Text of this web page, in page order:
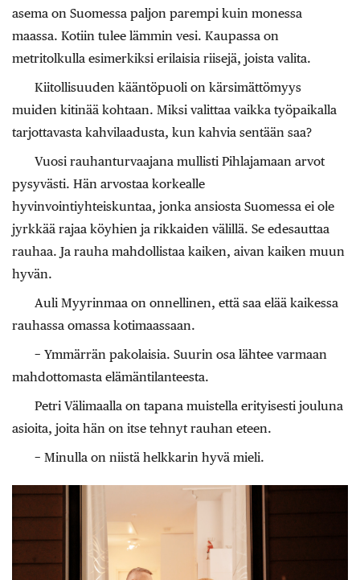
asema on Suomessa paljon ­parempi kuin monessa
maassa. Kotiin tulee lämmin ­vesi. Kaupassa on
metritolkulla esimerkiksi erilaisia riisejä, joista valita.
Kiitollisuuden kääntöpuoli on kärsimättömyys
muiden kitinää kohtaan. Miksi valittaa vaikka työpaikalla
tarjottavasta kahvilaadusta, kun kahvia sentään saa?
Vuosi rauhanturvaajana mullisti Pihlajamaan arvot
pysyvästi. Hän arvostaa korkealle
hyvinvointiyhteiskuntaa, jonka ansiosta Suomessa ei ole
jyrkkää rajaa köyhien ja rikkaiden välillä. Se edesauttaa
rauhaa. Ja rauha mahdollistaa kaiken, aivan kaiken muun
hyvän.
Auli Myyrinmaa on onnellinen, että saa elää kaikessa
rauhassa omassa kotimaassaan.
− Ymmärrän pakolaisia. Suurin osa lähtee varmaan
mahdottomasta elämäntilanteesta.
Petri Välimaalla on tapana muistella erityisesti jouluna
asioita, joita hän on itse tehnyt rauhan eteen.
− Minulla on niistä helkkarin hyvä mieli.